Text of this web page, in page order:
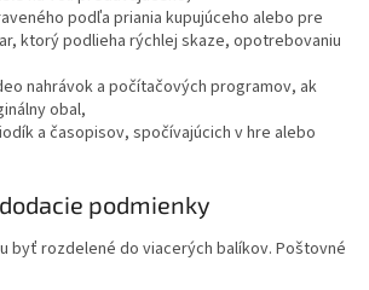
podľa priania kupujúceho alebo pre
ktorý podlieha rýchlej skaze, opotrebovaniu
nahrávok a počítačových programov, ak
obal,
a časopisov, spočívajúcich v hre alebo
podmienky
byť rozdelené do viacerých balíkov. Poštovné